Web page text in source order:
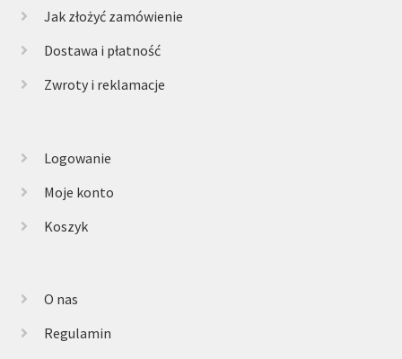
Jak złożyć zamówienie
Dostawa i płatność
Zwroty i reklamacje
Logowanie
Moje konto
Koszyk
O nas
Regulamin